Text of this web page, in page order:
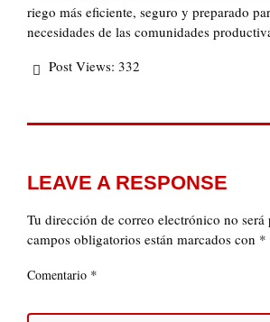
riego más eficiente, seguro y preparado
necesidades de las comunidades
Post Views: 332
LEAVE A RESPONSE
Tu dirección de correo electrónico no será
campos obligatorios están marcados con *
Comentario *